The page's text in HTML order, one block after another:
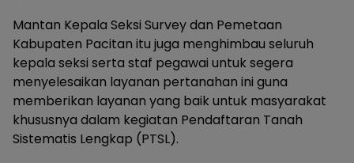
Mantan Kepala Seksi Survey dan Pemetaan
Kabupaten Pacitan itu juga menghimbau seluruh
kepala seksi serta staf pegawai untuk segera
menyelesaikan layanan pertanahan ini guna
memberikan layanan yang baik untuk masyarakat
khususnya dalam kegiatan Pendaftaran Tanah
Sistematis Lengkap (PTSL).